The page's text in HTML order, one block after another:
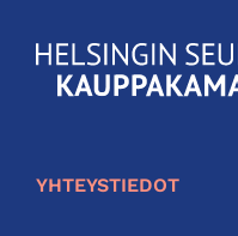
KauppakamariHelsingin
seudun
YHTEYSTIEDOT